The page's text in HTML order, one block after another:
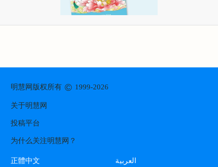
明慧网版权所有© 1999-2026
关于明慧网
投稿平台
为什么关注明慧网？
正體中文
العربية